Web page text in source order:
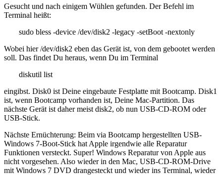
Gesucht und nach einigem Wühlen gefunden. Der Befehl im
Terminal heißt:
sudo bless -device /dev/disk2 -legacy -setBoot -nextonly
Wobei hier /dev/disk2 eben das Gerät ist, von dem gebootet werden
soll. Das findet Du heraus, wenn Du im Terminal
diskutil list
eingibst. Disk0 ist Deine eingebaute Festplatte mit Bootcamp. Disk1
ist, wenn Bootcamp vorhanden ist, Deine Mac-Partition. Das
nächste Gerät ist daher meist disk2, ob nun USB-CD-ROM oder
USB-Stick.
Nächste Ernüchterung: Beim via Bootcamp hergestellten USB-
Windows 7-Boot-Stick hat Apple irgendwie alle Reparatur
Funktionen versteckt. Super! Windows Reparatur von Apple aus
nicht vorgesehen. Also wieder in den Mac, USB-CD-ROM-Drive
mit Windows 7 DVD drangesteckt und wieder ins Terminal, wieder